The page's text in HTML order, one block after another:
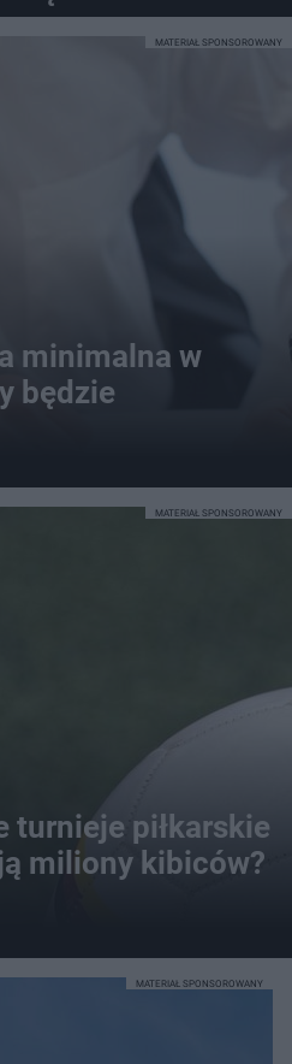
minimalna w
będzie
MATERIAŁ SPONSOROWANY
turnieje piłkarskie
miliony kibiców?
MATERIAŁ SPONSOROWANY
MATERIAŁ SPONSOROWANY